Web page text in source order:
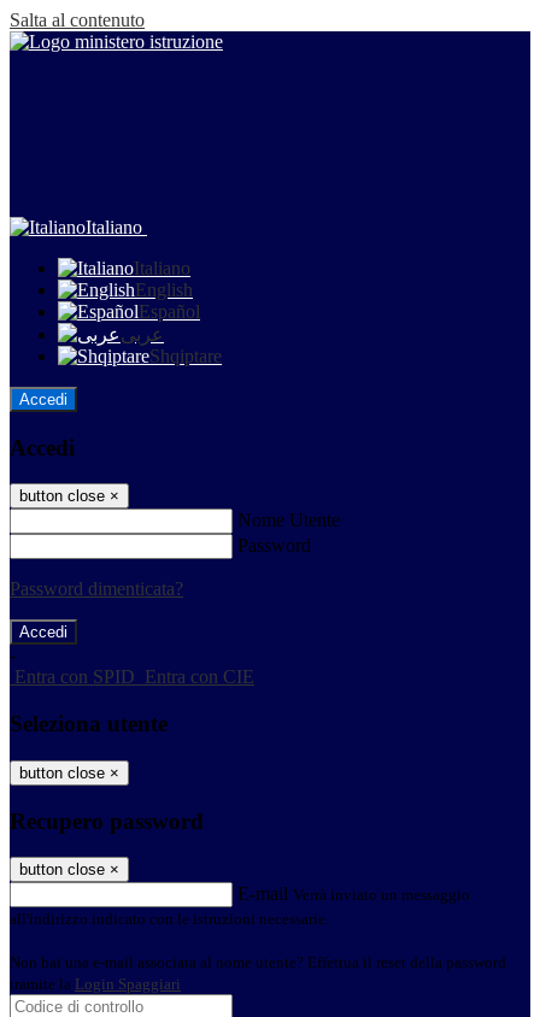
Salta al contenuto
Italiano
Italiano
English
Español
عربى
Shqiptare
Accedi
Accedi
button close ×
Nome Utente
Password
Password dimenticata?
-
Entra con SPID Entra con CIE
Seleziona utente
button close ×
Recupero password
button close ×
E-mail Verrà inviato un messaggio
all'indirizzo indicato con le istruzioni necessarie.
Non hai una e-mail associata al nome utente? Effettua il reset della password
tramite la Login Spaggiari